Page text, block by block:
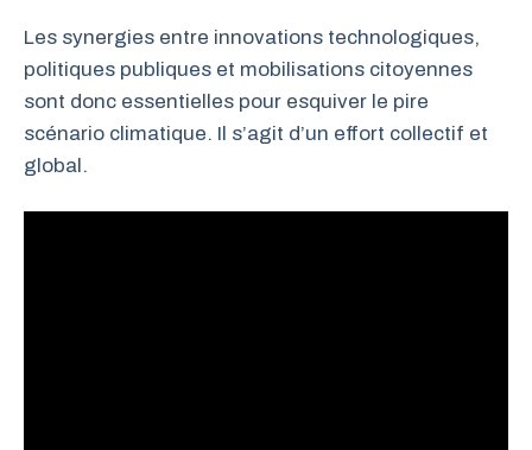
Les synergies entre innovations technologiques,
politiques publiques et mobilisations citoyennes
sont donc essentielles pour esquiver le pire
scénario climatique. Il s’agit d’un effort collectif et
global.